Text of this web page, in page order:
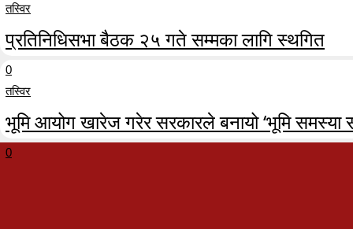
तस्विर
प्रतिनिधिसभा बैठक २५ गते सम्मका लागि स्थगित
0
तस्विर
भूमि आयोग खारेज गरेर सरकारले बनायो ‘भूमि समस्या
0